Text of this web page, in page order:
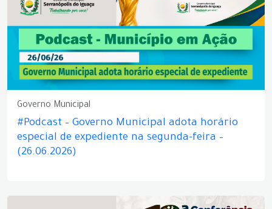
Governo Municipal
#Podcast – Governo Municipal adota horário
especial de expediente na segunda-feira –
(26.06.2026)